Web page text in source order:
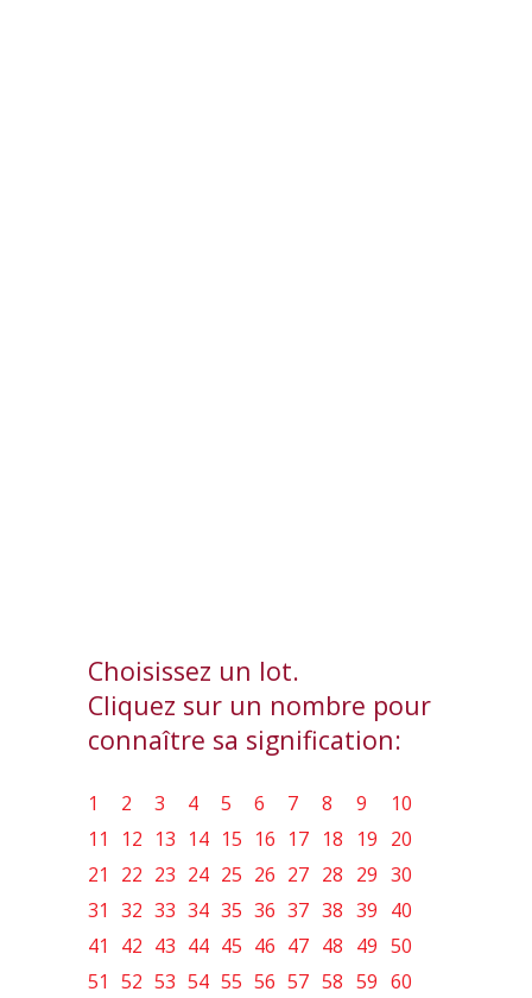
Choisissez un lot.
Cliquez sur un nombre pour
connaître sa signification:
1 2 3 4 5 6 7 8 9
10
11
12 13 14 15 16 17 18 19 20
21
22 23 24 25 26 27 28 29 30
31 32 33 34 35 36 37 38 39 40
41
42 43 44 45 46 47 48 49 50
51 52 53 54 55 56 57 58 59 60